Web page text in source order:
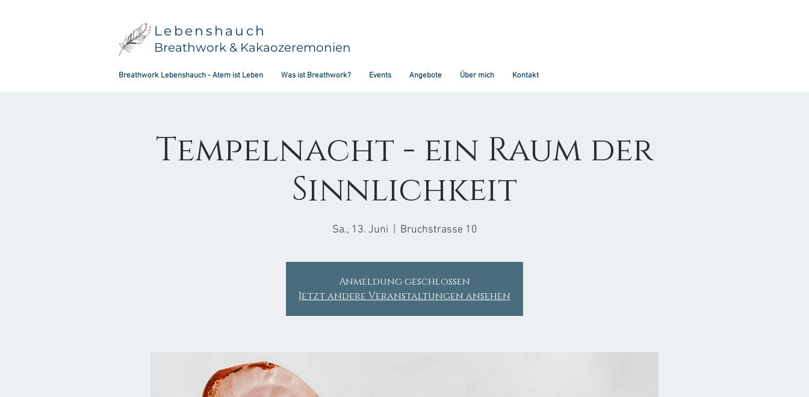
Lebenshauch
Breathwork & Kakaozeremonien
Breathwork Lebenshauch - Atem ist Leben Was ist Breathwork? Events Angebote Über mich Kontakt
Tempelnacht - ein Raum der
Sinnlichkeit
Sa., 13. Juni Bruchstrasse 10
Anmeldung geschlossen
Jetzt andere Veranstaltungen ansehen